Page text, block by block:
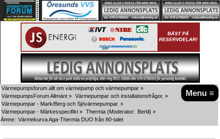
Menu ≡
Värmepumpsforum allt om värmepump och värmepumpar »
VärmepumpsForum Allmänt » Värmepumpar och installationsfrågor. »
Värmepumpar - Mark/Berg och Sjövärmepumpar. »
Värmepumpar - Märkesspecifikt » Thermia (Moderator: Bertil) »
Ämne: Värmekurva Aga-Thermia DUO från 80-talet